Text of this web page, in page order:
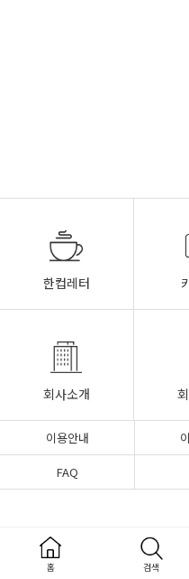
한컵레터
회사소개
이용안내
FAQ
식음료를 공급해온
커피 원두 · 젤라또·소르
홈 검색